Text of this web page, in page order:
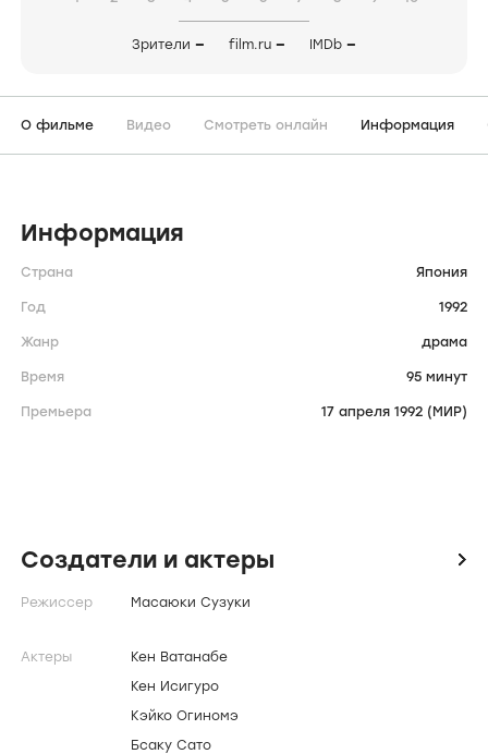
Зрители — film.ru — IMDb —
О фильме Видео Смотреть онлайн Информация
Информация
Страна Япония
Год 1992
Жанр драма
Время 95 минут
Премьера 17 апреля 1992 (МИР)
Создатели и актеры icon
Режиссер Масаюки Сузуки
Актеры
Кен Ватанабе
Кен Исигуро
Кэйко Огиномэ
Бсаку Сато